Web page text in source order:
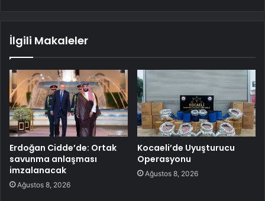
İlgili Makaleler
Erdoğan Cidde’de: Ortak
savunma anlaşması
imzalanacak
Ağustos 8, 2026
Kocaeli’de Uyuşturucu
Operasyonu
Ağustos 8, 2026